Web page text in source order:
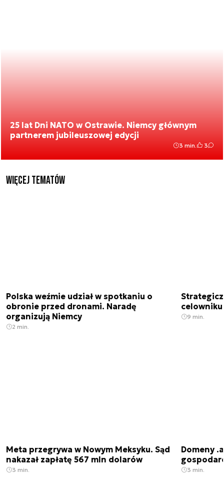
25 lat Dni NATO w Ostrawie. Niemcy głównym
partnerem jubileuszowej edycji
3 min. 3
Więcej tematów
Polska weźmie udział w spotkaniu o
obronie przed dronami. Naradę
organizują Niemcy
2 min.
9 min.
Meta przegrywa w Nowym Meksyku. Sąd
nakazał zapłatę 567 mln dolarów
3 min.
Domeny
3 min.